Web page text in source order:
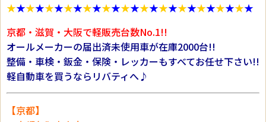
★★★★★★★★★★★★★★★★★★★★★★★★★★
京都・滋賀・大阪で軽販売台数No.1!!
オールメーカーの届出済未使用車が在庫2000台!!
整備・車検・鈑金・保険・レッカーもすべてお任せ下さい!!
軽自動車を買うならリバティへ♪
【京都】